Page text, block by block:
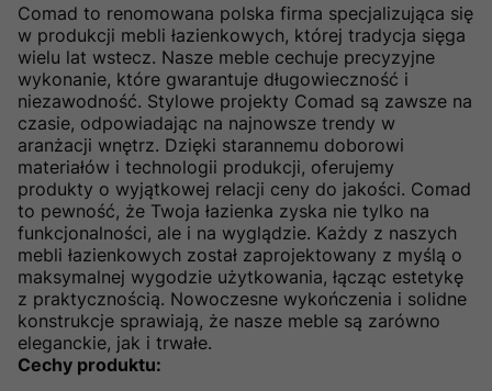
Comad to renomowana polska firma specjalizująca się
w produkcji mebli łazienkowych, której tradycja sięga
wielu lat wstecz. Nasze meble cechuje precyzyjne
wykonanie, które gwarantuje długowieczność i
niezawodność. Stylowe projekty Comad są zawsze na
czasie, odpowiadając na najnowsze trendy w
aranżacji wnętrz. Dzięki starannemu doborowi
materiałów i technologii produkcji, oferujemy
produkty o wyjątkowej relacji ceny do jakości. Comad
to pewność, że Twoja łazienka zyska nie tylko na
funkcjonalności, ale i na wyglądzie. Każdy z naszych
mebli łazienkowych został zaprojektowany z myślą o
maksymalnej wygodzie użytkowania, łącząc estetykę
z praktycznością. Nowoczesne wykończenia i solidne
konstrukcje sprawiają, że nasze meble są zarówno
eleganckie, jak i trwałe.
Cechy produktu: